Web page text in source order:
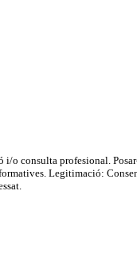
consulta profesional.
Legitimació: